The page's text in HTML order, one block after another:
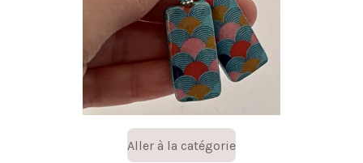
Aller à la catégorie